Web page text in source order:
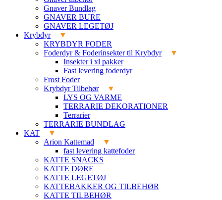
Gnaver Bundlag
GNAVER BURE
GNAVER LEGETØJ
Krybdyr
KRYBDYR FODER
Foderdyr & Foderinsekter til Krybdyr
Insekter i xl pakker
Fast levering foderdyr
Frost Foder
Krybdyr Tilbehør
LYS OG VARME
TERRARIE DEKORATIONER
Terrarier
TERRARIE BUNDLAG
KAT
Arion Kattemad
fast levering kattefoder
KATTE SNACKS
KATTE DØRE
KATTE LEGETØJ
KATTEBAKKER OG TILBEHØR
KATTE TILBEHØR